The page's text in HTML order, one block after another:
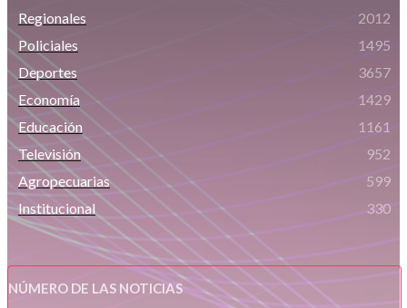
Regionales
2012
Policiales
1495
Deportes
3657
Economía
1429
Educación
1161
Televisión
952
Agropecuarias
599
Institucional
330
NÚMERO DE LAS NOTICIAS